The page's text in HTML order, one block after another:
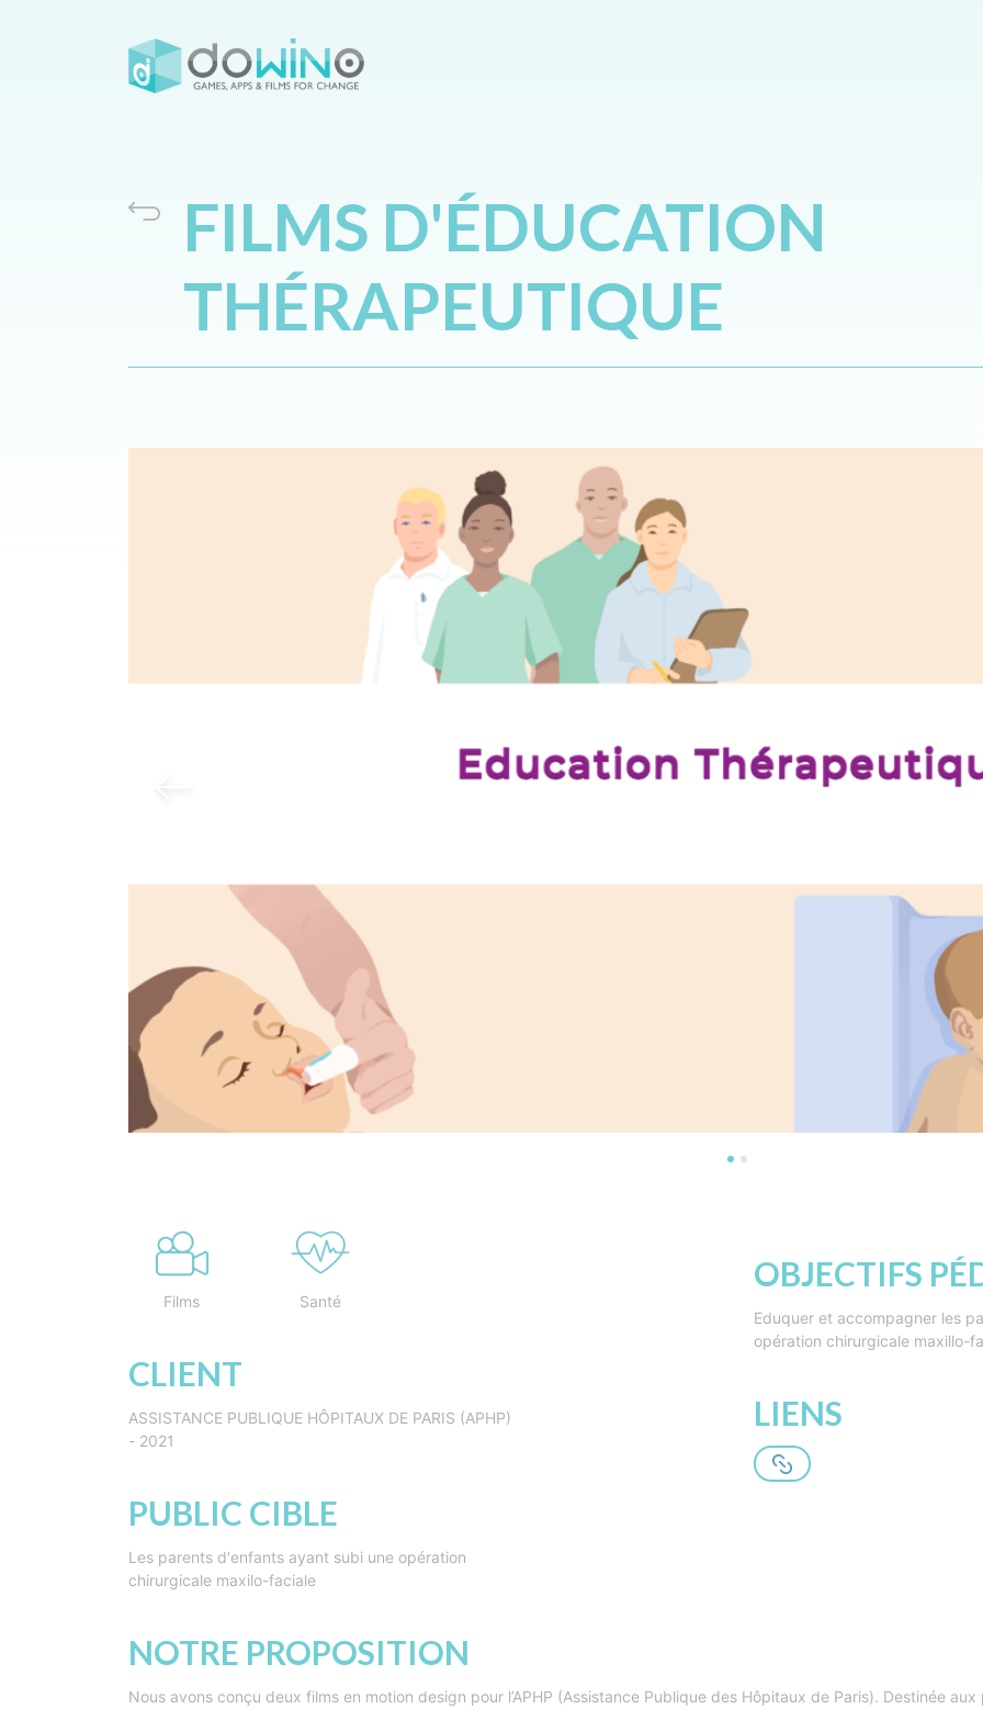
FILMS D'ÉDUCATION
THÉRAPEUTIQUE
Films Santé
CLIENT
ASSISTANCE PUBLIQUE HÔPITAUX DE PARIS (APHP)
- 2021
PUBLIC CIBLE
Les parents d'enfants ayant subi une opération
chirurgicale maxilo-faciale
OBJECTIFS
Eduquer et accompagner les
opération chirurgicale maxillo-
LIENS
NOTRE PROPOSITION
Nous avons conçu deux films en motion design pour l’APHP (Assistance Publique des Hôpitaux de Paris). Destinée